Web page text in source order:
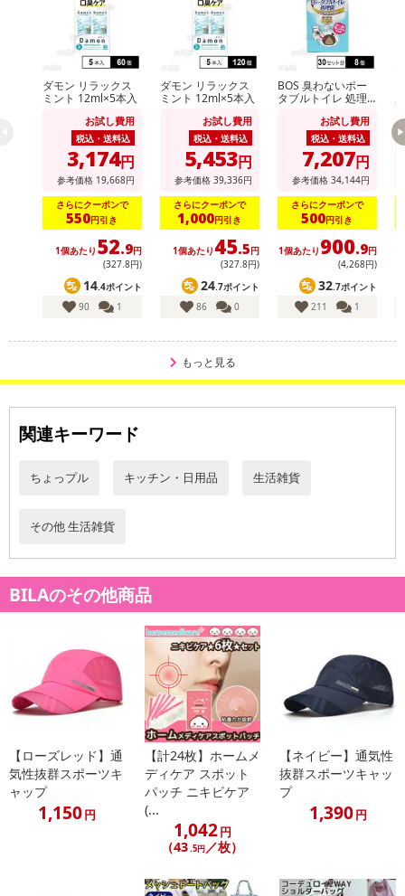
ダモン リラックス
ミント 12ml×5本入
お試し費用
税込・送料込
3,174円
参考価格 19,668円
さらにクーポンで
550円引き
1個あたり 52.9円
(327.8円)
14.4ポイント
90
1
ダモン リラックス
ミント 12ml×5本入
お試し費用
税込・送料込
5,453円
参考価格 39,336円
さらにクーポンで
1,000円引き
1個あたり 45.5円
(327.8円)
24.7ポイント
86
0
BOS 臭わないポー
タブルトイレ 処理
お試し費用
税込・送料込
7,207円
参考価格 34,144円
さらにクーポンで
500円引き
1個あたり 900.9円
(4,268円)
32.7ポイント
211
1
もっと見る
関連キーワード
ちょっプル キッチン・日用品 生活雑貨
その他 生活雑貨
BILAのその他商品
【ローズレッド】通
気性抜群スポーツキ
ャップ
1,150円
【計24枚】ホームメ
ディケア スポット
パッチ ニキビケア
(...
1,042円
（43.5円 ／枚）
【ネイビー】通気性
抜群スポーツキャッ
プ
1,390円